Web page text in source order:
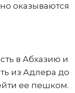
оказываются
в Абхазию и
из Адлера до
ее пешком.